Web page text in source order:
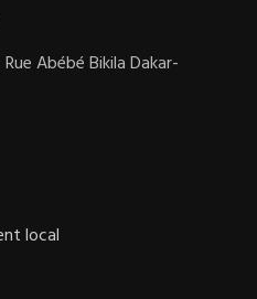
Abébé Bikila Dakar-
local